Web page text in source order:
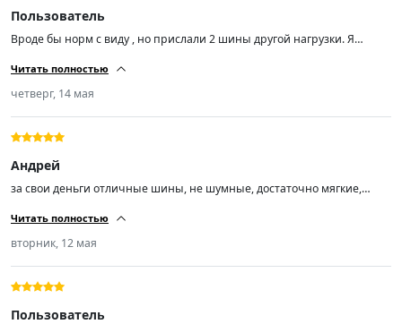
Пользователь
Вроде бы норм с виду , но прислали 2 шины другой нагрузки. Я
пришли Trazano ZuperEco Z-107 Шины летние 205/55 R16 91V.
Читать полностью
четверг, 14 мая
Андрей
за свои деньги отличные шины, не шумные, достаточно мягкие,
Читать полностью
вторник, 12 мая
Пользователь